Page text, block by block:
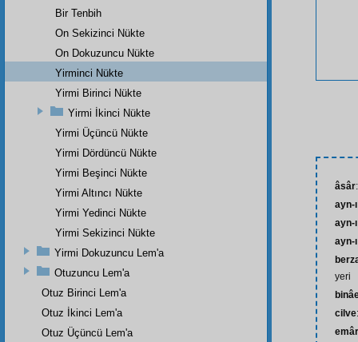
âsâr
ayn-
ayn-
ayn-
yeri
cilve
Bir Tenbih
On Sekizinci Nükte
On Dokuzuncu Nükte
Yirminci Nükte
Yirmi Birinci Nükte
Yirmi İkinci Nükte
Yirmi Üçüncü Nükte
Yirmi Dördüncü Nükte
Yirmi Beşinci Nükte
Yirmi Altıncı Nükte
Yirmi Yedinci Nükte
Yirmi Sekizinci Nükte
Yirmi Dokuzuncu Lem'a
Otuzuncu Lem'a
Otuz Birinci Lem'a
Otuz İkinci Lem'a
Otuz Üçüncü Lem'a